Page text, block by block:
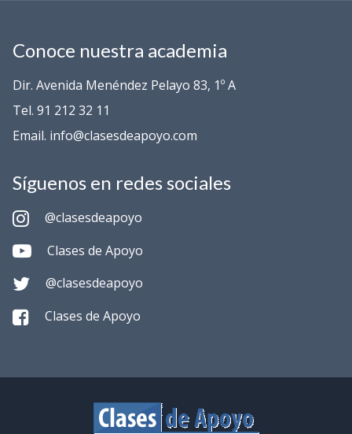
Conoce nuestra academia
Dir. Avenida Menéndez Pelayo 83, 1º A
Tel. 91 212 32 11
Email. info@clasesdeapoyo.com
Síguenos en redes sociales
@clasesdeapoyo
Clases de Apoyo
@clasesdeapoyo
Clases de Apoyo